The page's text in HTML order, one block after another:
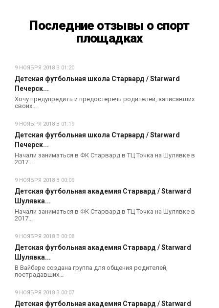
Последние отзывы о спорт
площадках
9 НОЯБРЯ 2018 В 01:20
Детская футбольная школа Старвард / Starward
Печерск...
Хочу предупредить и предостеречь родителей, записавших
своих...
9 НОЯБРЯ 2018 В 01:19
Детская футбольная школа Старвард / Starward
Печерск...
Начали заниматься в ФК Старвард в ТЦ Точка на Шулявке в
2017...
9 НОЯБРЯ 2018 В 00:09
Детская футбольная академия Старвард / Starward
Шулявка...
Начали заниматься в ФК Старвард в ТЦ Точка на Шулявке в
2017...
9 НОЯБРЯ 2018 В 00:08
Детская футбольная академия Старвард / Starward
Шулявка...
В Вайбере создана группа для общения родителей,
пострадавших...
9 НОЯБРЯ 2018 В 00:07
Детская футбольная академия Старвард / Starward